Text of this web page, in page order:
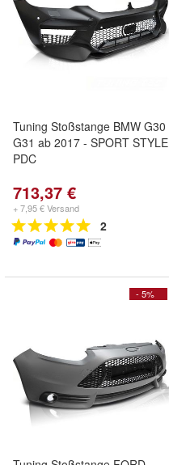
Tuning Stoßstange BMW G30
G31 ab 2017 - SPORT STYLE
PDC
713,37 €
+ 7,95 € Versand
2
- 5%